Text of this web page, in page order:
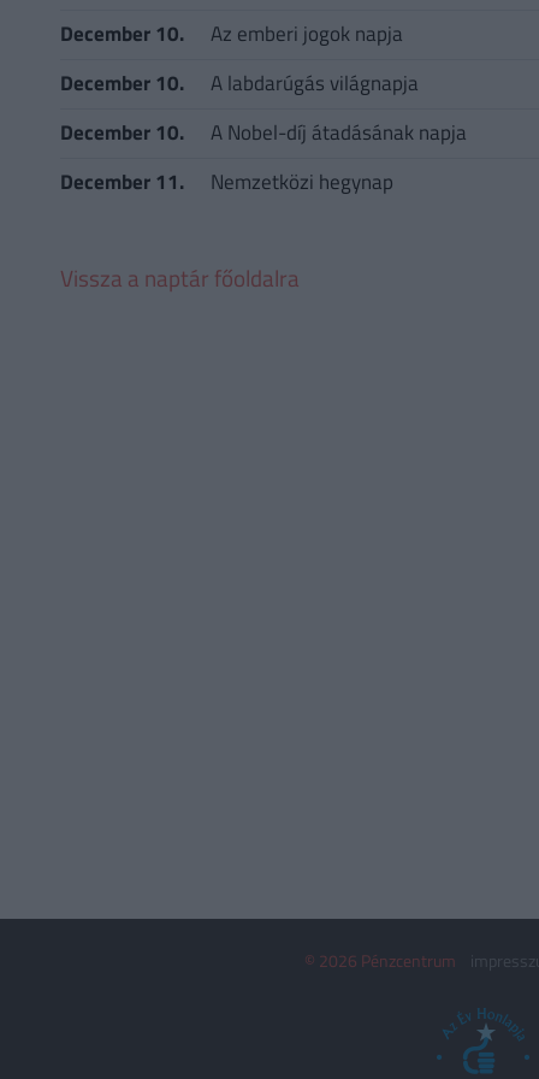
December 10.
Az emberi jogok napja
December 10.
A labdarúgás világnapja
December 10.
A Nobel-díj átadásának napja
December 11.
Nemzetközi hegynap
Vissza a naptár főoldalra
© 2026 Pénzcentrum